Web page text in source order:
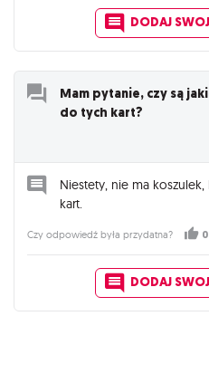
DODAJ
Mam pytanie, czy są
do tych kart?
Niestety, nie ma
kart.
Czy odpowiedź była przydatna? 0
DODAJ